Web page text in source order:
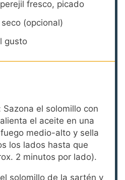
fresco, picado
(opcional)
gusto
Sazona el solomillo con
el aceite en una
medio-alto y sella
los lados hasta que
2 minutos por lado).
solomillo de la sartén y